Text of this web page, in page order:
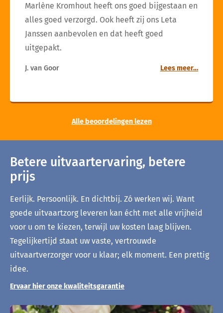
Marlène Kromhout heeft ons goed bijgestaan en
alles goed verzorgd. Ook heeft zij ons Leta
Janssen aanbevolen en dat heeft goed
uitgepakt.
J. van Goor Lees meer…
Alle beoordelingen lezen
Betere uitvaartervaring, betere
prijs
Eerlijk. Persoonlijk. En dichtbij. Zó werken wij. Want
goede uitvaartzorg leveren kan écht met alle vrijheid
voor u om te kiezen, terwijl uw kosten laag blijven.
Tegelijkertijd staat uw vaste, vertrouwde
uitvaartverzorger voor u klaar; elk moment. Een prettig
idee.
Ervaar hier onze kwaliteitsgarantie